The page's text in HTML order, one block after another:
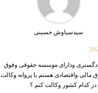
سیدسیاوش حسینی
ودارای موسسه حقوقی وفوق
مالی واقتصادی هستم با پروانه وکالت
در کدام کشور وکالت کنم ؟